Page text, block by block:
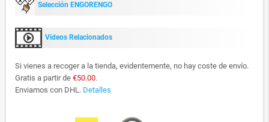
Selección ENGORENGO
Videos Relacionados
Si vienes a recoger a la tienda, evidentemente, no hay coste de envío.
Gratis a partir de €50.00.
Enviamos con DHL. Detalles